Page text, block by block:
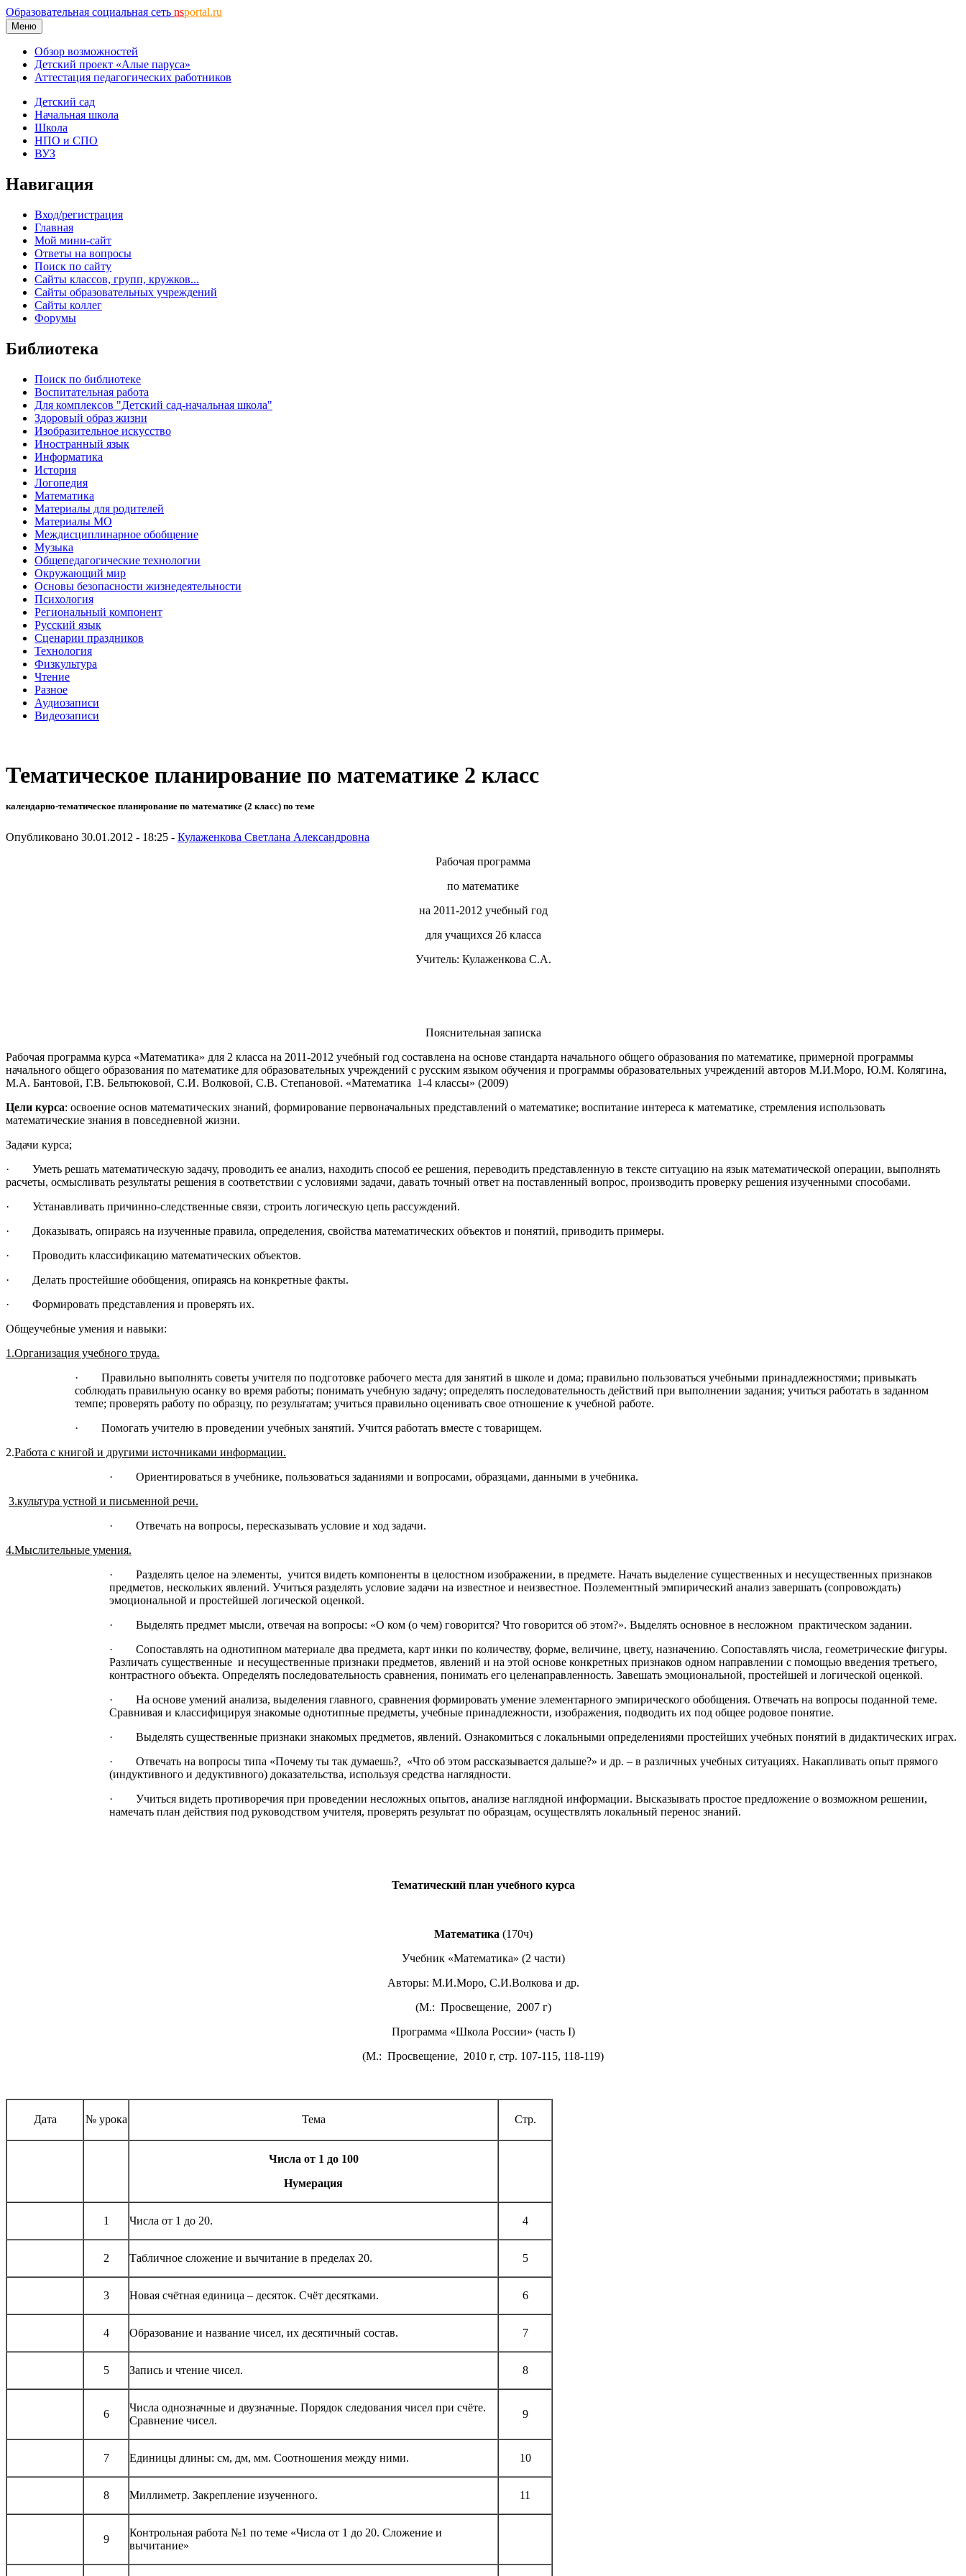
Образовательная социальная сеть nsportal.ru
Меню
Обзор возможностей
Детский проект «Алые паруса»
Аттестация педагогических работников
Детский сад
Начальная школа
Школа
НПО и СПО
ВУЗ
Навигация
Вход/регистрация
Главная
Мой мини-сайт
Ответы на вопросы
Поиск по сайту
Сайты классов, групп, кружков...
Сайты образовательных учреждений
Сайты коллег
Форумы
Библиотека
Поиск по библиотеке
Воспитательная работа
Для комплексов "Детский сад-начальная школа"
Здоровый образ жизни
Изобразительное искусство
Иностранный язык
Информатика
История
Логопедия
Математика
Материалы для родителей
Материалы МО
Междисциплинарное обобщение
Музыка
Общепедагогические технологии
Окружающий мир
Основы безопасности жизнедеятельности
Психология
Региональный компонент
Русский язык
Сценарии праздников
Технология
Физкультура
Чтение
Разное
Аудиозаписи
Видеозаписи
Тематическое планирование по математике 2 класс
календарно-тематическое планирование по математике (2 класс) по теме
Опубликовано 30.01.2012 - 18:25 - Кулаженкова Светлана Александровна
Рабочая программа
по математике
на 2011-2012 учебный год
для учащихся 2б класса
Учитель: Кулаженкова С.А.
Пояснительная записка
Рабочая программа курса «Математика» для 2 класса на 2011-2012 учебный год составлена на основе стандарта начального общего образования по математике, примерной программы
начального общего образования по математике для образовательных учреждений с русским языком обучения и программы образовательных учреждений авторов М.И.Моро, Ю.М. Колягина,
М.А. Бантовой, Г.В. Бельтюковой, С.И. Волковой, С.В. Степановой. «Математика 1-4 классы» (2009)
Цели курса: освоение основ математических знаний, формирование первоначальных представлений о математике; воспитание интереса к математике, стремления использовать
математические знания в повседневной жизни.
Задачи курса;
· Уметь решать математическую задачу, проводить ее анализ, находить способ ее решения, переводить представленную в тексте ситуацию на язык математической операции, выполнять
расчеты, осмысливать результаты решения в соответствии с условиями задачи, давать точный ответ на поставленный вопрос, производить проверку решения изученными способами.
· Устанавливать причинно-следственные связи, строить логическую цепь рассуждений.
· Доказывать, опираясь на изученные правила, определения, свойства математических объектов и понятий, приводить примеры.
· Проводить классификацию математических объектов.
· Делать простейшие обобщения, опираясь на конкретные факты.
· Формировать представления и проверять их.
Общеучебные умения и навыки:
1.Организация учебного труда.
· Правильно выполнять советы учителя по подготовке рабочего места для занятий в школе и дома; правильно пользоваться учебными принадлежностями; привыкать
соблюдать правильную осанку во время работы; понимать учебную задачу; определять последовательность действий при выполнении задания; учиться работать в заданном
темпе; проверять работу по образцу, по результатам; учиться правильно оценивать свое отношение к учебной работе.
· Помогать учителю в проведении учебных занятий. Учится работать вместе с товарищем.
2.Работа с книгой и другими источниками информации.
· Ориентироваться в учебнике, пользоваться заданиями и вопросами, образцами, данными в учебника.
3.культура устной и письменной речи.
· Отвечать на вопросы, пересказывать условие и ход задачи.
4.Мыслительные умения.
· Разделять целое на элементы, учится видеть компоненты в целостном изображении, в предмете. Начать выделение существенных и несущественных признаков
предметов, нескольких явлений. Учиться разделять условие задачи на известное и неизвестное. Поэлементный эмпирический анализ завершать (сопровождать)
эмоциональной и простейшей логической оценкой.
· Выделять предмет мысли, отвечая на вопросы: «О ком (о чем) говорится? Что говорится об этом?». Выделять основное в несложном практическом задании.
· Сопоставлять на однотипном материале два предмета, карт инки по количеству, форме, величине, цвету, назначению. Сопоставлять числа, геометрические фигуры.
Различать существенные и несущественные признаки предметов, явлений и на этой основе конкретных признаков одном направлении с помощью введения третьего,
контрастного объекта. Определять последовательность сравнения, понимать его целенаправленность. Завешать эмоциональной, простейшей и логической оценкой.
· На основе умений анализа, выделения главного, сравнения формировать умение элементарного эмпирического обобщения. Отвечать на вопросы поданной теме.
Сравнивая и классифицируя знакомые однотипные предметы, учебные принадлежности, изображения, подводить их под общее родовое понятие.
· Выделять существенные признаки знакомых предметов, явлений. Ознакомиться с локальными определениями простейших учебных понятий в дидактических играх.
· Отвечать на вопросы типа «Почему ты так думаешь?, «Что об этом рассказывается дальше?» и др. – в различных учебных ситуациях. Накапливать опыт прямого
(индуктивного и дедуктивного) доказательства, используя средства наглядности.
· Учиться видеть противоречия при проведении несложных опытов, анализе наглядной информации. Высказывать простое предложение о возможном решении,
намечать план действия под руководством учителя, проверять результат по образцам, осуществлять локальный перенос знаний.
Тематический план учебного курса
Математика (170ч)
Учебник «Математика» (2 части)
Авторы: М.И.Моро, С.И.Волкова и др.
(М.: Просвещение, 2007 г)
Программа «Школа России» (часть I)
(М.: Просвещение, 2010 г, стр. 107-115, 118-119)
Дата № урока Тема Стр.
Числа от 1 до 100
Нумерация
1 Числа от 1 до 20. 4
2 Табличное сложение и вычитание в пределах 20. 5
3 Новая счётная единица – десяток. Счёт десятками. 6
4 Образование и название чисел, их десятичный состав. 7
5 Запись и чтение чисел. 8
6
Числа однозначные и двузначные. Порядок следования чисел при счёте.
Сравнение чисел.
9
7 Единицы длины: см, дм, мм. Соотношения между ними. 10
8 Миллиметр. Закрепление изученного. 11
9
Контрольная работа №1 по теме «Числа от 1 до 20. Сложение и
вычитание»